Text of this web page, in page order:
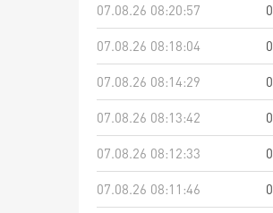
07.08.26 08:20:57
0
07.08.26 08:18:04
0
07.08.26 08:14:29
0
07.08.26 08:13:42
0
07.08.26 08:12:33
0
07.08.26 08:11:46
0